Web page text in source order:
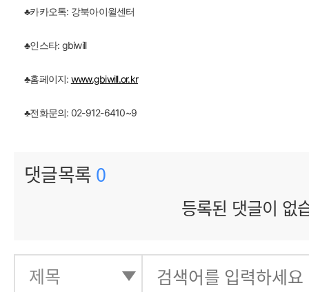
♣카카오톡: 강북아이윌센터
♣인스타: gbiwill
♣홈페이지: www.gbiwill.or.kr
♣전화문의: 02-912-6410~9
댓글목록 0
등록된 댓글이 없